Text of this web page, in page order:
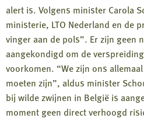
alert is. Volgens minister Carola
ministerie, LTO Nederland en de
vinger aan de pols”. Er zijn geen
aangekondigd om de
voorkomen. “We zijn ons
moeten zijn”, aldus minister
bij wilde zwijnen in België is
moment geen direct verhoogd